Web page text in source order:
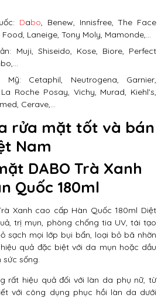
Dabo, Benew, Innisfree, The Face
Food, Laneige, Tony Moly, Mamonde,…
Muji, Shiseido, Kose, Biore, Perfect
Cetaphil, Neutrogena, Garnier,
Roche Posay, Vichy, Murad, Kiehl’s,
Cerave,…
rửa mặt tốt và bán
Nam
DABO Trà Xanh
Quốc 180ml
Xanh cao cấp Hàn Quốc 180ml Diệt
trị mụn, phòng chống tia UV, tái tạo
sạch mọi lớp bụi bẩn, loại bỏ bã nhờn
quả đặc biệt với da mụn hoặc dầu
sống.
rất hiệu quả đối với làn da phụ nữ, từ
với công dụng phục hồi làn da dưới